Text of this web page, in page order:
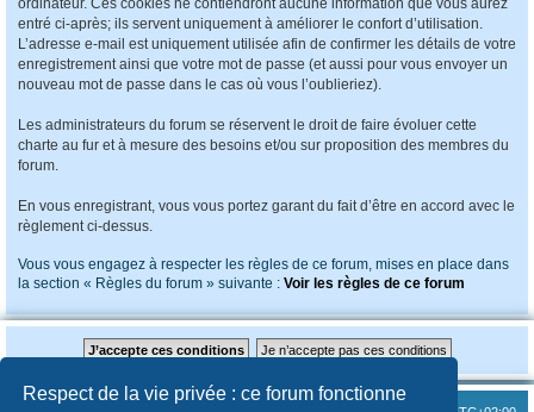
Respect de la vie privée : ce forum fonctionne
ordinateur. Ces cookies ne contiendront aucune information que vous aurez
entré ci-après; ils servent uniquement à améliorer le confort d’utilisation.
L’adresse e-mail est uniquement utilisée afin de confirmer les détails de votre
enregistrement ainsi que votre mot de passe (et aussi pour vous envoyer un
nouveau mot de passe dans le cas où vous l’oublieriez).
Les administrateurs du forum se réservent le droit de faire évoluer cette
charte au fur et à mesure des besoins et/ou sur proposition des membres du
forum.
En vous enregistrant, vous vous portez garant du fait d’être en accord avec le
règlement ci-dessus.
Vous vous engagez à respecter les règles de ce forum, mises en place dans
la section « Règles du forum » suivante : Voir les règles de ce forum